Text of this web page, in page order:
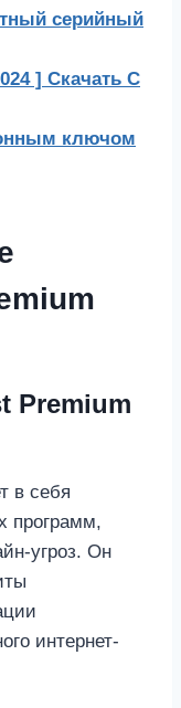
серийный
] Скачать С
ключом
Premium
в себя
программ,
угроз. Он
интернет-